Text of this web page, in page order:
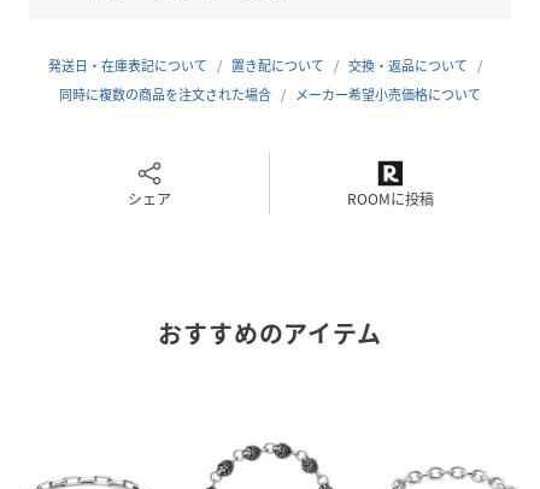
シルバー925（スターリングシルバー）
・貴金属としての価値があり、品質の高いジュエリーに用い
百獣の王に君臨するライオンは、他の生き物を統率する孤高
“バイカー”や“ロック”などのシルバーアクセサリーは、男性
発送日・在庫表記について 置き配について
交換・返品について
同時に複数の商品を注文された場合
メーカー希望小売価格について
シェア ROOMに投稿
おすすめのアイテム